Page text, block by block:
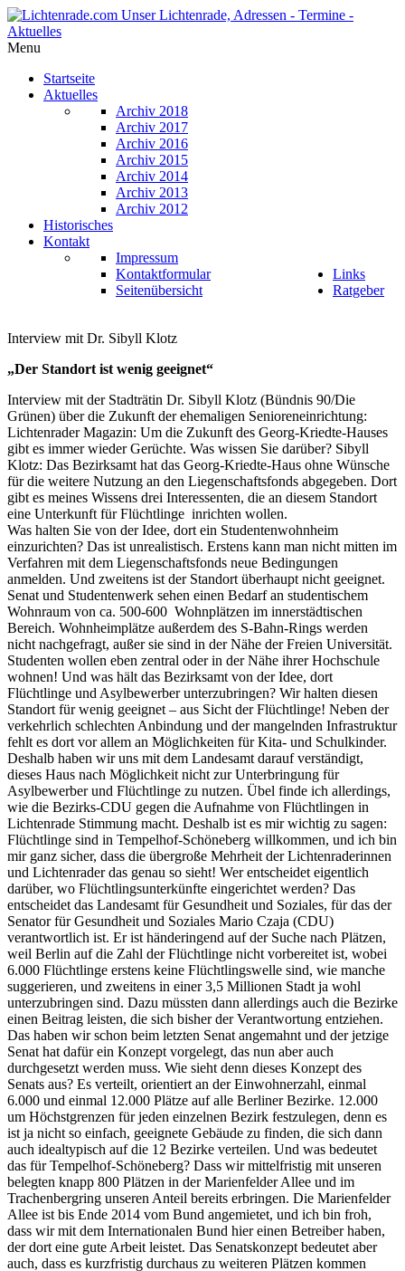
Menu
Startseite
Aktuelles
Archiv 2018
Archiv 2017
Archiv 2016
Archiv 2015
Archiv 2014
Archiv 2013
Archiv 2012
Historisches
Kontakt
Impressum
Kontaktformular
Seitenübersicht
Links
Ratgeber
Interview mit Dr. Sibyll Klotz
„Der Standort ist wenig geeignet“
Interview mit der Stadträtin Dr. Sibyll Klotz (Bündnis 90/Die
Grünen) über die Zukunft der ehemaligen Senioreneinrichtung:
Lichtenrader Magazin: Um die Zukunft des Georg-Kriedte-Hauses
gibt es immer wieder Gerüchte. Was wissen Sie darüber? Sibyll
Klotz: Das Bezirksamt hat das Georg-Kriedte-Haus ohne Wünsche
für die weitere Nutzung an den Liegenschaftsfonds abgegeben. Dort
gibt es meines Wissens drei Interessenten, die an diesem Standort
eine Unterkunft für Flüchtlinge inrichten wollen.
Was halten Sie von der Idee, dort ein Studentenwohnheim
einzurichten? Das ist unrealistisch. Erstens kann man nicht mitten im
Verfahren mit dem Liegenschaftsfonds neue Bedingungen
anmelden. Und zweitens ist der Standort überhaupt nicht geeignet.
Senat und Studentenwerk sehen einen Bedarf an studentischem
Wohnraum von ca. 500-600 Wohnplätzen im innerstädtischen
Bereich. Wohnheimplätze außerdem des S-Bahn-Rings werden
nicht nachgefragt, außer sie sind in der Nähe der Freien Universität.
Studenten wollen eben zentral oder in der Nähe ihrer Hochschule
wohnen! Und was hält das Bezirksamt von der Idee, dort
Flüchtlinge und Asylbewerber unterzubringen? Wir halten diesen
Standort für wenig geeignet – aus Sicht der Flüchtlinge! Neben der
verkehrlich schlechten Anbindung und der mangelnden Infrastruktur
fehlt es dort vor allem an Möglichkeiten für Kita- und Schulkinder.
Deshalb haben wir uns mit dem Landesamt darauf verständigt,
dieses Haus nach Möglichkeit nicht zur Unterbringung für
Asylbewerber und Flüchtlinge zu nutzen. Übel finde ich allerdings,
wie die Bezirks-CDU gegen die Aufnahme von Flüchtlingen in
Lichtenrade Stimmung macht. Deshalb ist es mir wichtig zu sagen:
Flüchtlinge sind in Tempelhof-Schöneberg willkommen, und ich bin
mir ganz sicher, dass die übergroße Mehrheit der Lichtenraderinnen
und Lichtenrader das genau so sieht! Wer entscheidet eigentlich
darüber, wo Flüchtlingsunterkünfte eingerichtet werden? Das
entscheidet das Landesamt für Gesundheit und Soziales, für das der
Senator für Gesundheit und Soziales Mario Czaja (CDU)
verantwortlich ist. Er ist händeringend auf der Suche nach Plätzen,
weil Berlin auf die Zahl der Flüchtlinge nicht vorbereitet ist, wobei
6.000 Flüchtlinge erstens keine Flüchtlingswelle sind, wie manche
suggerieren, und zweitens in einer 3,5 Millionen Stadt ja wohl
unterzubringen sind. Dazu müssten dann allerdings auch die Bezirke
einen Beitrag leisten, die sich bisher der Verantwortung entziehen.
Das haben wir schon beim letzten Senat angemahnt und der jetzige
Senat hat dafür ein Konzept vorgelegt, das nun aber auch
durchgesetzt werden muss. Wie sieht denn dieses Konzept des
Senats aus? Es verteilt, orientiert an der Einwohnerzahl, einmal
6.000 und einmal 12.000 Plätze auf alle Berliner Bezirke. 12.000
um Höchstgrenzen für jeden einzelnen Bezirk festzulegen, denn es
ist ja nicht so einfach, geeignete Gebäude zu finden, die sich dann
auch idealtypisch auf die 12 Bezirke verteilen. Und was bedeutet
das für Tempelhof-Schöneberg? Dass wir mittelfristig mit unseren
belegten knapp 800 Plätzen in der Marienfelder Allee und im
Trachenbergring unseren Anteil bereits erbringen. Die Marienfelder
Allee ist bis Ende 2014 vom Bund angemietet, und ich bin froh,
dass wir mit dem Internationalen Bund hier einen Betreiber haben,
der dort eine gute Arbeit leistet. Das Senatskonzept bedeutet aber
auch, dass es kurzfristig durchaus zu weiteren Plätzen kommen